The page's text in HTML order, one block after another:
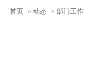
国务要闻 本区文
首页 > 动态 > 部门工作